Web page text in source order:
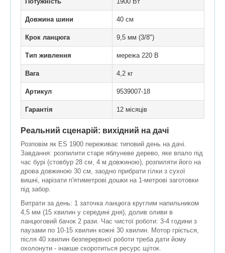
Довжина шини 40 см
Крок ланцюга 9,5 мм (3/8")
Тип живлення мережа 220 В
Вага 4,2 кг
Артикул 9539007-18
Гарантія 12 місяців
Реальний сценарій: вихідний на дачі
Розповім як ES 1900 переживає типовий день на дачі.
Завдання: розпилити старе яблуневе дерево, яке впало під
час бурі (стовбур 28 см, 4 м довжиною), розпиляти його на
дрова довжиною 30 см, заодно прибрати гілки з сухої
вишні, нарізати п'ятиметрові дошки на 1-метрові заготовки
під забор.
Витрати за день: 1 заточка ланцюга круглим напильником
4,5 мм (15 хвилин у середині дня), долив оливи в
ланцюговий бачок 2 рази. Час чистої роботи: 3-4 години з
паузами по 10-15 хвилин кожні 30 хвилин. Мотор гріється,
після 40 хвилин безперервної роботи треба дати йому
охолонути - інакше скоротиться ресурс щіток.